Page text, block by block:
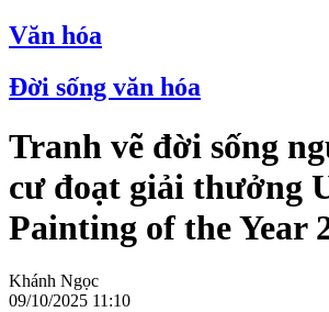
Văn hóa
Đời sống văn hóa
Tranh vẽ đời sống
cư đoạt giải thưởng
Painting of the Year
Khánh Ngọc
09/10/2025 11:10